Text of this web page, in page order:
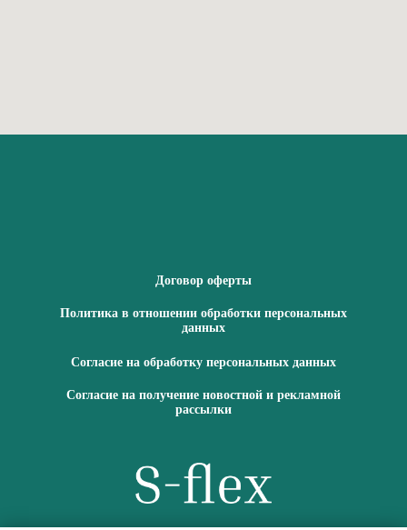
Договор оферты
Политика в отношении обработки персональных
данных
Согласие на обработку персональных данных
Согласие на получение новостной и рекламной
рассылки